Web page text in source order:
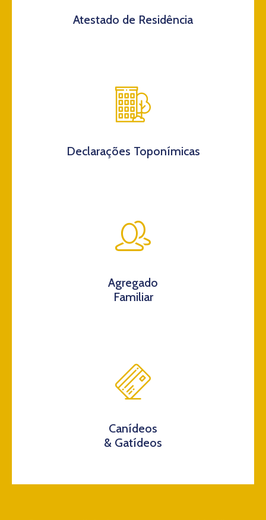
Atestado de Residência
Declarações Toponímicas
Agregado
Familiar
Canídeos
& Gatídeos